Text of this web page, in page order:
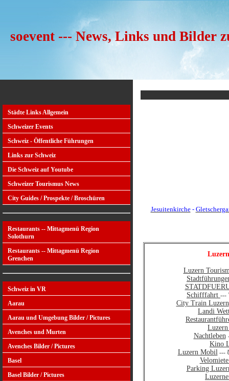
soevent --- News, Links und Bilder
Städte Links Allgemein
Schweizer Events
Schweiz - Öffentliche Führungen
Links zur Schweiz
Die Schweiz auf Youtube
Schweizer Tourismus News
City Guides / Prospekte / Broschüren
Restaurants -- Mittagmenü Region
Solothurn
Restaurants -- Mittagmenü Region
Grenchen
Schweiz in VR
Aarau
Aarau und Umgebung Bilder / Pictures
Avenches und Murten
Avenches Bilder / Pictures
Basel
Basel Bilder / Pictures
Jesuitenkirche-
Luzern
Schifffahrt ---
City Train Luzern
Landi
Nachtleben
Kino
Luzern Mobil ---
Parking